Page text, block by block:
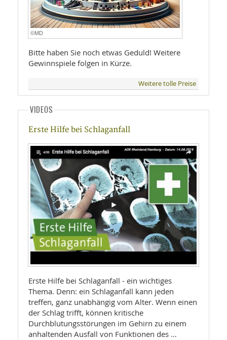
©MD
Bitte haben Sie noch etwas Geduld! Weitere
Gewinnspiele folgen in Kürze.
Weitere tolle Preise
VIDEOS
Erste Hilfe bei Schlaganfall
Erste Hilfe bei Schlaganfall - ein wichtiges
Thema. Denn: ein Schlaganfall kann jeden
treffen, ganz unabhängig vom Alter. Wenn einen
der Schlag trifft, können kritische
Durchblutungsstörungen im Gehirn zu einem
anhaltenden Ausfall von Funktionen des …